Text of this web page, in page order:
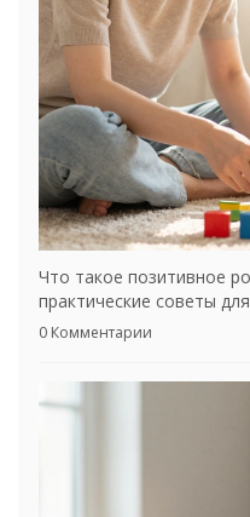
Что такое позитивное
практические советы
0 Комментарии